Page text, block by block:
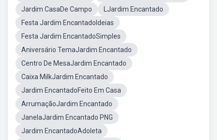
Jardim CasaDe Campo
LJardim Encantado
Festa Jardim EncantadoIdeias
Festa Jardim EncantadoSimples
Aniversário TemaJardim Encantado
Centro De MesaJardim Encantado
Caixa MilkJardim Encantado
Jardim EncantadoFeito Em Casa
ArrumaçãoJardim Encantado
JanelaJardim Encantado PNG
Jardim EncantadoAdoleta